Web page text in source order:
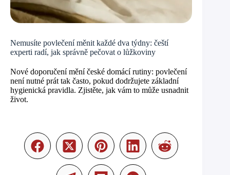
Nemusíte povlečení měnit každé dva týdny: čeští
experti radí, jak správně pečovat o lůžkoviny
Nové doporučení mění české domácí rutiny: povlečení
není nutné prát tak často, pokud dodržujete základní
hygienická pravidla. Zjistěte, jak vám to může usnadnit
život.